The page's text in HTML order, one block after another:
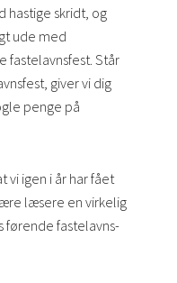
hastige skridt, og
ude med
fastelavnsfest. Står
giver vi dig
penge på
vi igen i år har fået
læsere en virkelig
førende fastelavns-